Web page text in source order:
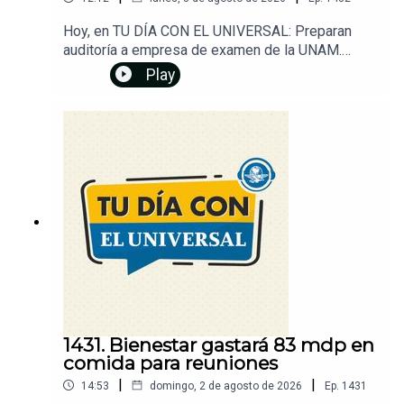
Hoy, en TU DÍA CON EL UNIVERSAL: Preparan
auditoría a empresa de examen de la UNAM.
Exhiben fallas del reinaugurado Hospital de
Fresnillo. Intento de cruce a Ceuta dejó decenas
Zyanya Parra, de 16 años, gana oro en trampolín
de tres metros en los Juegos Centroamericanos
2026. Además, descubre qué significa el símbolo
H+ en tu celular. Dale play y... ¡Entérate!Un
podcast de EL UNIVERSAL
Play
1431. Bienestar gastará 83 mdp en
comida para reuniones
14:53 | domingo, 2 de agosto de 2026 | Ep. 1431